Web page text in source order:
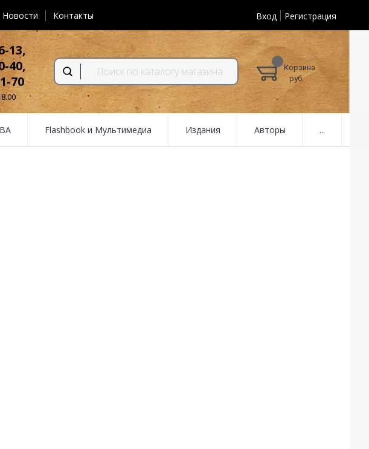
Новости Контакты Вход Регистрация
13,
40,
70
Корзина
руб.
Flashbook и Мультимедиа Издания Авторы ...